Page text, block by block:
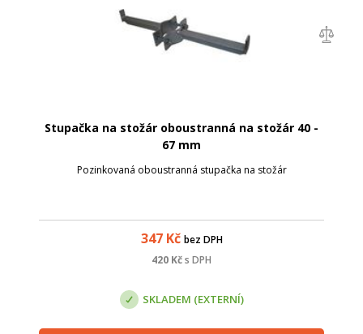
Stupačka na stožár oboustranná na stožár 40 -
67 mm
Pozinkovaná oboustranná stupačka na stožár
347Kč bez DPH
420 Kčs DPH
SKLADEM (EXTERNÍ)